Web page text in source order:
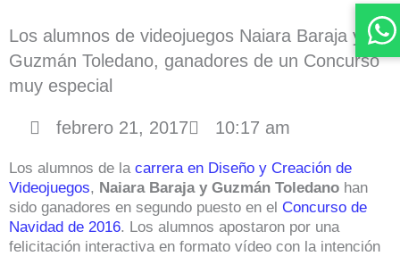
Los alumnos de videojuegos Naiara Baraja y
Guzmán Toledano, ganadores de un Concurso
muy especial
febrero 21, 2017 10:17 am
Los alumnos de la carrera en Diseño y Creación de
Videojuegos, Naiara Baraja y Guzmán Toledano han
sido ganadores en segundo puesto en el Concurso de
Navidad de 2016. Los alumnos apostaron por una
felicitación interactiva en formato vídeo con la intención